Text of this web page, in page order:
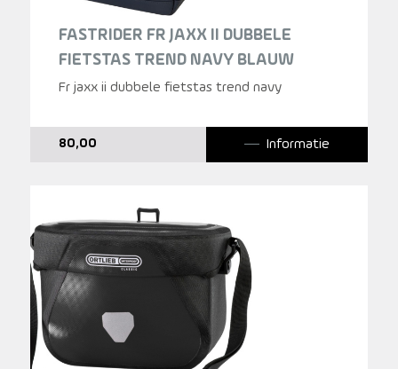
FASTRIDER FR JAXX II DUBBELE
FIETSTAS TREND NAVY BLAUW
Fr jaxx ii dubbele fietstas trend navy
80,00 Informatie